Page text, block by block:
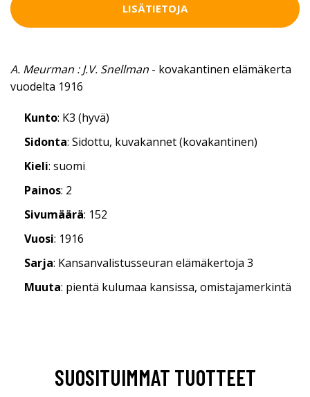
LISÄTIETOJA
A. Meurman : J.V. Snellman - kovakantinen elämäkerta
vuodelta 1916
Kunto: K3 (hyvä)
Sidonta: Sidottu, kuvakannet (kovakantinen)
Kieli: suomi
Painos: 2
Sivumäärä: 152
Vuosi: 1916
Sarja: Kansanvalistusseuran elämäkertoja 3
Muuta: pientä kulumaa kansissa, omistajamerkintä
SUOSITUIMMAT TUOTTEET